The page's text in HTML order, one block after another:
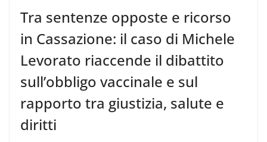
Tra sentenze opposte e ricorso
in Cassazione: il caso di Michele
Levorato riaccende il dibattito
sull’obbligo vaccinale e sul
rapporto tra giustizia, salute e
diritti